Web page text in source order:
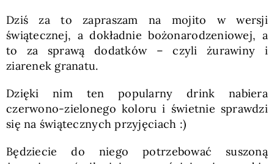
Dziś za to zapraszam na mojito w wersji
świątecznej, a dokładnie bożonarodzeniowej, a
to za sprawą dodatków – czyli żurawiny i
ziarenek granatu.
Dzięki nim ten popularny drink nabiera
czerwono-zielonego koloru i świetnie sprawdzi
się na świątecznych przyjęciach :)
Będziecie do niego potrzebować suszoną